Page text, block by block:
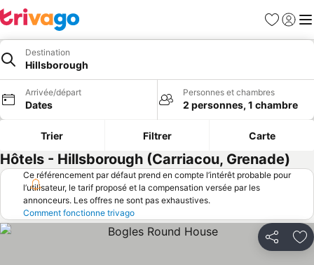
Favoris
Se
Destination
Hillsborough
Arrivée/départ
Dates
Personnes et chambres
2 personnes, 1 chambre
Trier Filtrer Carte
Hôtels - Hillsborough (Carriacou, Grenade)
Ce référencement par défaut prend en compte l’intérêt probable pour
l’utilisateur, le tarif proposé et la compensation versée par les
annonceurs. Les offres ne sont pas exhaustives.
Comment fonctionne trivago
Partager